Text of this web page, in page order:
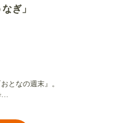
ぎ」
となの週末』。
…